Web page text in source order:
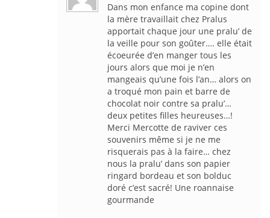
Dans mon enfance ma copine dont
la mère travaillait chez Pralus
apportait chaque jour une pralu’ de
la veille pour son goûter…. elle était
écoeurée d’en manger tous les
jours alors que moi je n’en
mangeais qu’une fois l’an… alors on
a troqué mon pain et barre de
chocolat noir contre sa pralu’…
deux petites filles heureuses…!
Merci Mercotte de raviver ces
souvenirs même si je ne me
risquerais pas à la faire… chez
nous la pralu’ dans son papier
ringard bordeau et son bolduc
doré c’est sacré! Une roannaise
gourmande